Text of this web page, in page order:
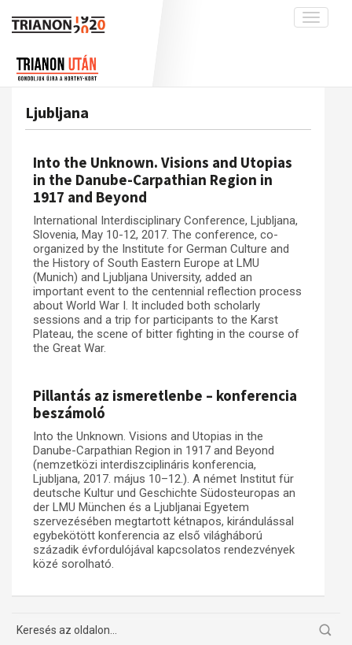
Toggle
A békerendszer megszilárdulása
Utókor és emlékezet
Galéria
Adatbázis
Emlékművek (feltöltés alatt)
Menekültek
Visszhang
Publikációk
Kapcsolat
Trianon-kommentár
Dokumentumok
Ljubljana
Into the Unknown. Visions and Utopias
in the Danube-Carpathian Region in
1917 and Beyond
International Interdisciplinary Conference, Ljubljana,
Slovenia, May 10-12, 2017. The conference, co-
organized by the Institute for German Culture and
the History of South Eastern Europe at LMU
(Munich) and Ljubljana University, added an
important event to the centennial reflection process
about World War I. It included both scholarly
sessions and a trip for participants to the Karst
Plateau, the scene of bitter fighting in the course of
the Great War.
Pillantás az ismeretlenbe – konferencia
beszámoló
Into the Unknown. Visions and Utopias in the
Danube-Carpathian Region in 1917 and Beyond
(nemzetközi interdiszciplináris konferencia,
Ljubljana, 2017. május 10–12.). A német Institut für
deutsche Kultur und Geschichte Südosteuropas an
der LMU München és a Ljubljanai Egyetem
szervezésében megtartott kétnapos, kirándulással
egybekötött konferencia az első világháború
századik évfordulójával kapcsolatos rendezvények
közé sorolható.